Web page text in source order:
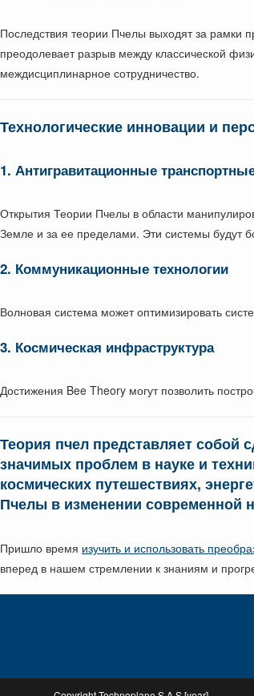
Последствия теории Пчелы выходят за рамки
преодолевает разрыв между классической
междисциплинарное сотрудничество.
Технологические инновации и
1. Антигравитационные
Открытия Теории Пчелы в области
Земле и за ее пределами. Эти системы будут
2. Коммуникационные технологии
Волновая система может оптимизировать
3. Космическая инфраструктура
Достижения Bee Theory могут позволить
Теория пчел представляет собой
значимых проблем в науке и
космических путешествиях,
Пчелы в изменении современной
Пришло время изучить и использовать
вперед в нашем стремлении к знаниям и